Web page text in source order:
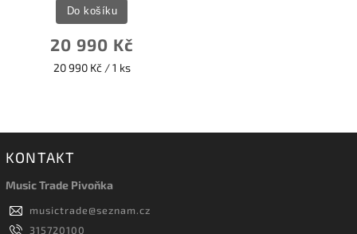
20 990 Kč
20 990 Kč / 1 ks
Do košíku
KONTAKT
Music Trade Pivoňka
musictrade@seznam.cz
315720100